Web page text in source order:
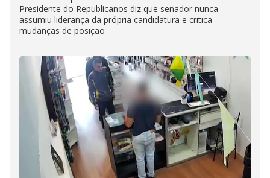
Presidente do Republicanos diz que senador nunca
assumiu liderança da própria candidatura e critica
mudanças de posição